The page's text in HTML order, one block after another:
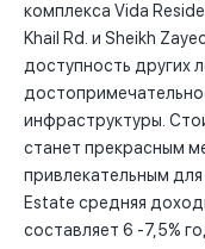
комплекса Vida
Khail Rd. и Sheikh
доступность других
инфраструктуры.
станет прекрасным
привлекательным
Estate средняя
составляет 6 -7,5%